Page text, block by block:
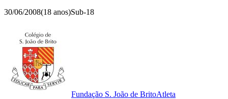
30/06/2008(18 anos)Sub-18
Fundação S. João de BritoAtleta